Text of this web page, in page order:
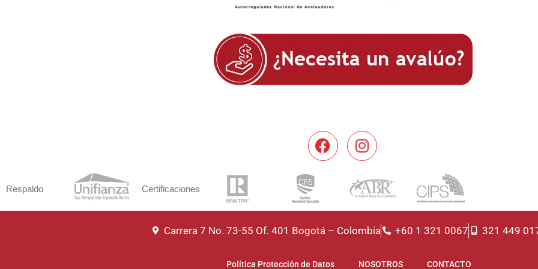
Respaldo Certificaciones
Carrera 7 No. 73-55 Of. 401 Bogotá – Colombia +60 1 321 0067 321 449
Política Protección de Datos NOSOTROS CONTACTO